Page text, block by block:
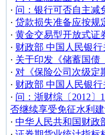
· 问：银行可否自主减
· 贷款损失准备应按规
· 黄金交易型开放式证
· 财政部 中国人民银
· 关于印发《储蓄国债
· 对《保险公司次级定
· 财政部 中国人民银
· 问：浙财综〔2012〕
否继续享受免征水利
· 中华人民共和国财政